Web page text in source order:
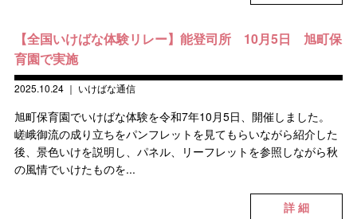
【全国いけばな体験リレー】能登司所 10月5日 旭町保
育園で実施
2025.10.24｜ いけばな通信
旭町保育園でいけばな体験を令和7年10月5日、開催しました。
嵯峨御流の成り立ちをパンフレットを見てもらいながら紹介した
後、景色いけを説明し、パネル、リーフレットを参照しながら秋
の風情でいけたものを...
詳 細